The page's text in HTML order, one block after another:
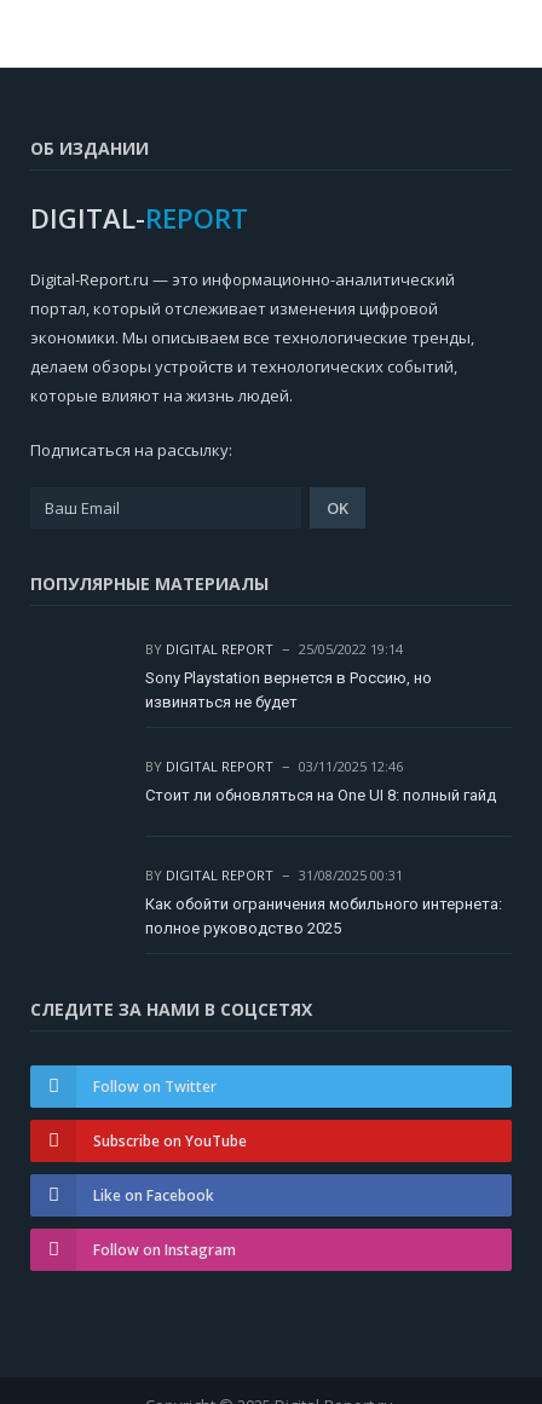
ОБ ИЗДАНИИ
DIGITAL-REPORT
Digital-Report.ru — это информационно-аналитический
портал, который отслеживает изменения цифровой
экономики. Мы описываем все технологические тренды,
делаем обзоры устройств и технологических событий,
которые влияют на жизнь людей.
Подписаться на рассылку:
ПОПУЛЯРНЫЕ МАТЕРИАЛЫ
BY DIGITAL REPORT
25/05/2022 19:14
Sony Playstation вернется в Россию, но
извиняться не будет
BY DIGITAL REPORT
03/11/2025 12:46
Стоит ли обновляться на One UI 8: полный гайд
BY DIGITAL REPORT
31/08/2025 00:31
Как обойти ограничения мобильного интернета:
полное руководство 2025
СЛЕДИТЕ ЗА НАМИ В СОЦСЕТЯХ
Follow on Twitter
Subscribe on YouTube
Like on Facebook
Follow on Instagram